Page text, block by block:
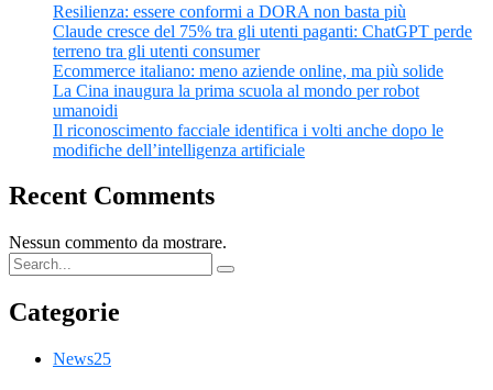
Resilienza: essere conformi a DORA non basta più
Claude cresce del 75% tra gli utenti paganti: ChatGPT perde
terreno tra gli utenti consumer
Ecommerce italiano: meno aziende online, ma più solide
La Cina inaugura la prima scuola al mondo per robot
umanoidi
Il riconoscimento facciale identifica i volti anche dopo le
modifiche dell’intelligenza artificiale
Recent Comments
Nessun commento da mostrare.
Categorie
News25